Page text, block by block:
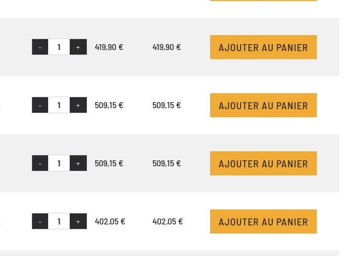
- + 419,90 € 419,90 € AJOUTER AU PANIER
- + 509,15 € 509,15 € AJOUTER AU PANIER
- + 509,15 € 509,15 € AJOUTER AU PANIER
- + 402,05 € 402,05 € AJOUTER AU PANIER